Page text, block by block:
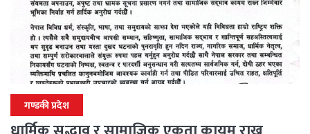
गण्डकी प्रदेश